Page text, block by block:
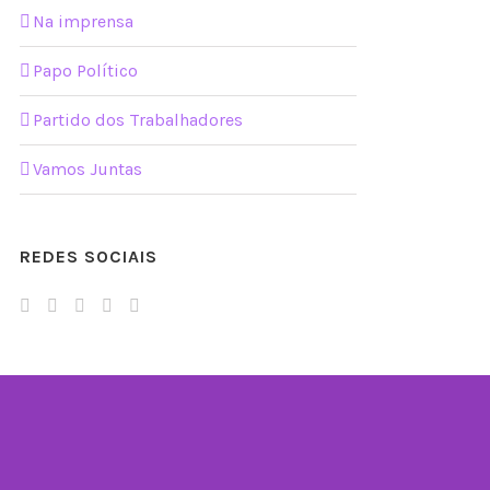
Na imprensa
Papo Político
Partido dos Trabalhadores
Vamos Juntas
REDES SOCIAIS